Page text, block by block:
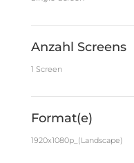
Anzahl Screens
1 Screen
Format(e)
1920x1080p_(Landscape)